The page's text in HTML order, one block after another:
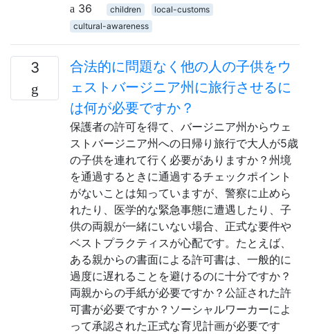
36
children
local-customs
cultural-awareness
3
合法的に問題なく他の人の子供をウ
ェストバージニア州に旅行させるに
は何が必要ですか？
保護者の許可を得て、バージニア州からウェ
ストバージニア州への日帰り旅行で大人が5歳
の子供を連れて行く必要がありますか？州境
を通過するときに通過するチェックポイント
がないことは知っていますが、警察に止めら
れたり、医学的な緊急事態に遭遇したり、子
供の両親が一緒にいない場合、正式な要件や
ベストプラクティスが心配です。たとえば、
ある親からの書面による許可書は、一般的に
過度に遅れることを避けるのに十分ですか？
両親からの手紙が必要ですか？公証された許
可書が必要ですか？ソーシャルワーカーによ
って承認された正式な育児計画が必要です